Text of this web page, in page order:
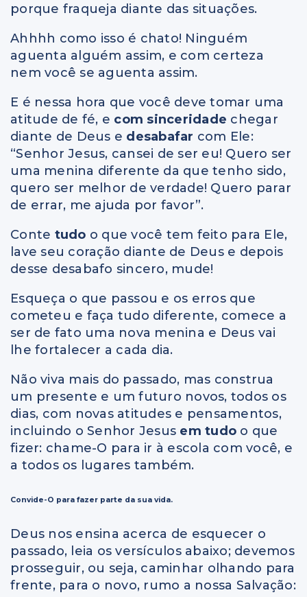
porque fraqueja diante das situações.
Ahhhh como isso é chato! Ninguém
aguenta alguém assim, e com certeza
nem você se aguenta assim.
E é nessa hora que você deve tomar uma
atitude de fé, e com sinceridade chegar
diante de Deus e desabafar com Ele:
“Senhor Jesus, cansei de ser eu! Quero ser
uma menina diferente da que tenho sido,
quero ser melhor de verdade! Quero parar
de errar, me ajuda por favor”.
Conte tudo o que você tem feito para Ele,
lave seu coração diante de Deus e depois
desse desabafo sincero, mude!
Esqueça o que passou e os erros que
cometeu e faça tudo diferente, comece a
ser de fato uma nova menina e Deus vai
lhe fortalecer a cada dia.
Não viva mais do passado, mas construa
um presente e um futuro novos, todos os
dias, com novas atitudes e pensamentos,
incluindo o Senhor Jesus em tudo o que
fizer: chame-O para ir à escola com você, e
a todos os lugares também.
Convide-O para fazer parte da sua vida.
Deus nos ensina acerca de esquecer o
passado, leia os versículos abaixo; devemos
prosseguir, ou seja, caminhar olhando para
frente, para o novo, rumo a nossa Salvação: